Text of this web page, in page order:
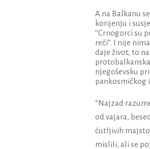
A na Balkanu
korijenju i
’’Crnogorci su
reči’’. I nije
daje život, to
njegoševsku
pankosmičkog
‘’Najzad
od vajara,
ćutljivih
mislili, ali se